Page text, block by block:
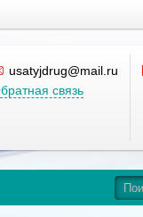
usatyjdrug@mail.ru
связь